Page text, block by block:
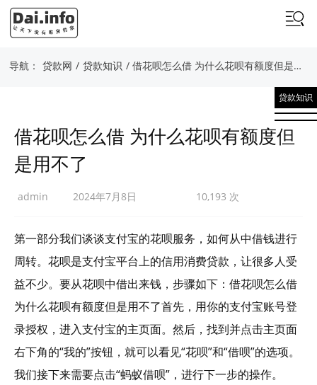
导航： 贷款网 / 贷款知识 / 借花呗怎么借 为什么花呗有额度但是用不了
贷款知识
借花呗怎么借 为什么花呗有额度但
是用不了
admin 2024年7月8日 10,193 次
第一部分我们谈谈支付宝的花呗服务，如何从中借钱进行
周转。花呗是支付宝平台上的信用消费贷款，让很多人受
益不少。要从花呗中借出来钱，步骤如下：借花呗怎么借
为什么花呗有额度但是用不了首先，用你的支付宝账号登
录授权，进入支付宝的主页面。然后，找到并点击主页面
右下角的“我的”按钮，就可以看见“花呗”和“借呗”的选项。
我们接下来需要点击“蚂蚁借呗”，进行下一步的操作。